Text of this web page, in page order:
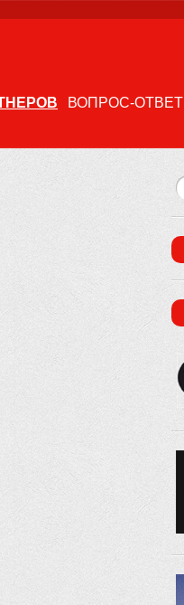
ВОПРОС-ОТВЕТ